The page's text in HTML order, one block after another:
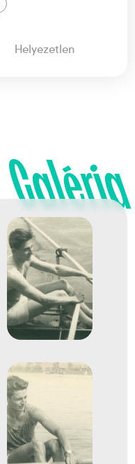
Helyezetlen
Galéria